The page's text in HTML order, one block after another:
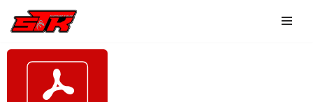
contenu